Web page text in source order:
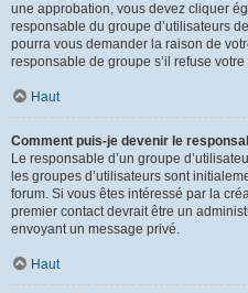
une approbation, vous devez cliquer
responsable du groupe d’utilisateurs
pourra vous demander la raison de
responsable de groupe s’il refuse
Haut
Comment puis-je devenir le
Le responsable d’un groupe
les groupes d’utilisateurs sont
forum. Si vous êtes intéressé par la
premier contact devrait être un
envoyant un message privé.
Haut